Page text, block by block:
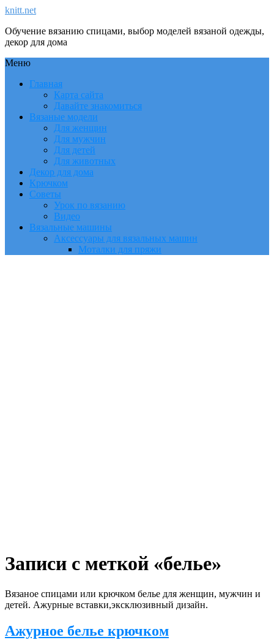
knitt.net
Обучение вязанию спицами, выбор моделей вязаной одежды,
декор для дома
Меню
Главная
Карта сайта
Давайте знакомиться
Вязаные модели
Для женщин
Для мужчин
Для детей
Для животных
Декор для дома
Крючком
Советы
Урок по вязанию
Видео
Вязальные машины
Аксессуары для вязальных машин
Моталки для пряжи
Записи с меткой «белье»
Вязаное спицами или крючком белье для женщин, мужчин и
детей. Ажурные вставки,эксклюзивный дизайн.
Ажурное белье крючком